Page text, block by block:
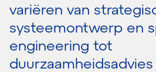
variëren van
systeemontwerp en
engineering tot